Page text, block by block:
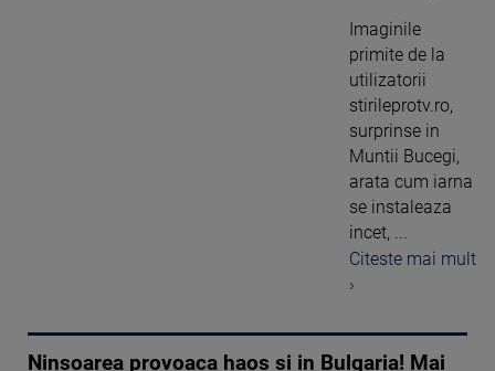
Imaginile
primite de la
utilizatorii
stirileprotv.ro,
surprinse in
Muntii Bucegi,
arata cum iarna
se instaleaza
incet, ...
Citeste mai mult
›
Ninsoarea provoaca haos si in Bulgaria! Mai